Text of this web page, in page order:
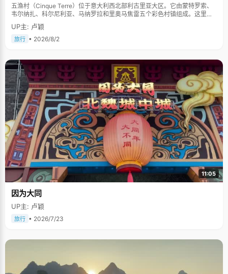
五渔村（Cinque Terre）位于意大利西北部利古里亚大区。它由蒙特罗索、
韦尔纳扎、科尔尼利亚、马纳罗拉和里奥马焦雷五个彩色村镇组成。这里依
山傍海，房屋色彩斑斓，1997年被列为世界文化遗产。
UP主: 卢颖
旅行 • 2026/8/2
11:05
因为大同
UP主: 卢颖
旅行 • 2026/7/23